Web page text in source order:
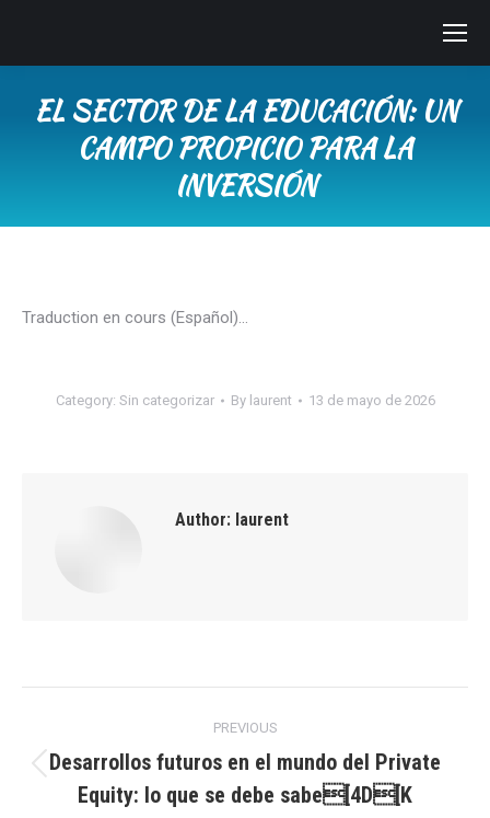
EL SECTOR DE LA EDUCACIÓN: UN
CAMPO PROPICIO PARA LA
INVERSIÓN
Traduction en cours (Español)…
Category: Sin categorizar By laurent 13 de mayo de 2026
Author: laurent
navigation
PREVIOUS
post:
Desarrollos futuros en el mundo del Private
Equity: lo que se debe sabe[4D[K